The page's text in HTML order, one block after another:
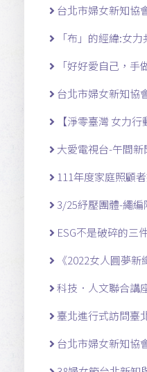
台北市婦女新知協
「布」的經緯:女
「好好愛自己，手
台北市婦女新知協
【淨零臺灣 女力行
大愛電視台-午間新
111年度家庭照顧
3/25紓壓團體-繩編
ESG不是破碎的
《2022女人圓夢新
科技．人文聯合講
臺北進行式訪問臺
台北市婦女新知協